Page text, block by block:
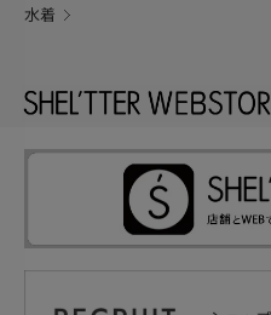
水着